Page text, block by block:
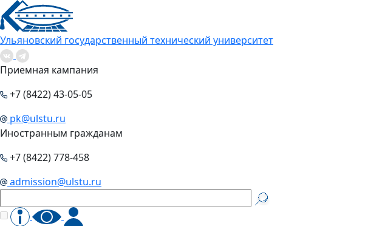
Ульяновский государственный технический университет
Приемная кампания
+7 (8422) 43-05-05
pk@ulstu.ru
Иностранным гражданам
+7 (8422) 778-458
admission@ulstu.ru